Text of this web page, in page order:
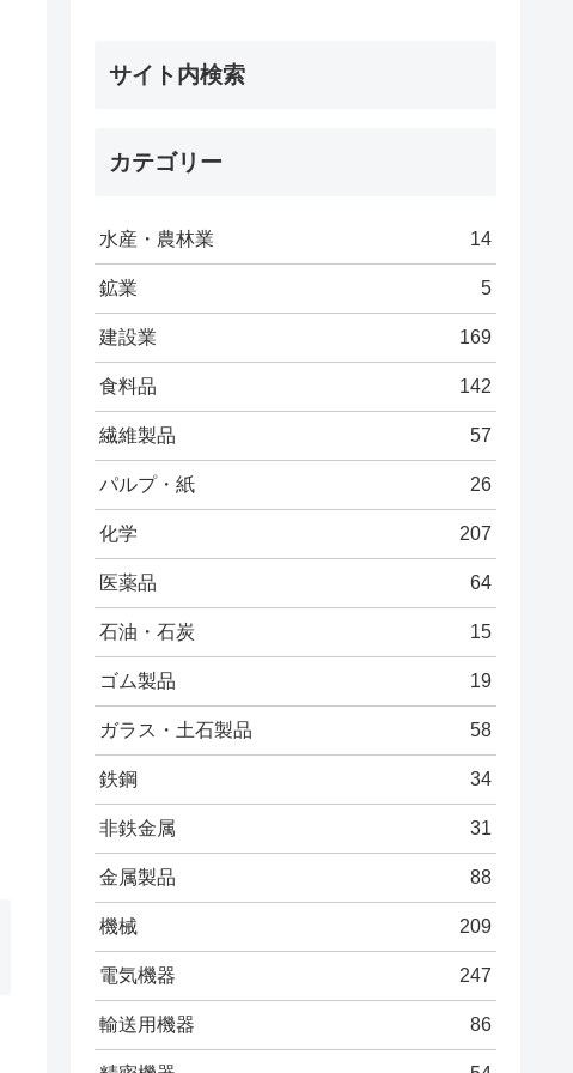
サイト内検索
カテゴリー
水産・農林業 14
鉱業 5
建設業 169
食料品 142
繊維製品 57
パルプ・紙 26
化学 207
医薬品 64
石油・石炭 15
ゴム製品 19
ガラス・土石製品 58
鉄鋼 34
非鉄金属 31
金属製品 88
機械 209
電気機器 247
輸送用機器 86